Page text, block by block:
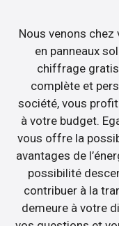
Nous venons
en panneaux
chiffrage
complète et
société, vous
à votre budget.
vous offre la
avantages de
possibilité
contribuer à la
demeure à votre